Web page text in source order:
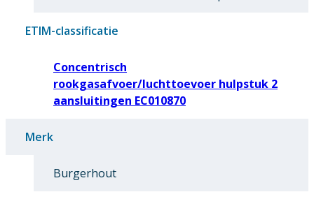
ETIM-classificatie
Concentrisch
rookgasafvoer/luchttoevoer hulpstuk 2
aansluitingen EC010870
Merk
Burgerhout